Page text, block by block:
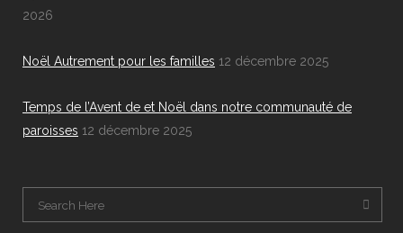
2026
Noël Autrement pour les familles 12 décembre 2025
Temps de l’Avent de et Noël dans notre communauté de
paroisses 12 décembre 2025